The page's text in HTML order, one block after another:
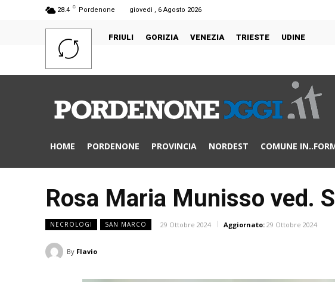
28.4 C Pordenone giovedì , 6 Agosto 2026
FRIULI GORIZIA VENEZIA TRIESTE UDINE
HOME PORDENONE PROVINCIA NORDEST COMUNE
Rosa Maria Munisso ved.
NECROLOGI SAN MARCO 29 Ottobre 2024 Aggiornato: 29 Ottobre 2024
By Flavio